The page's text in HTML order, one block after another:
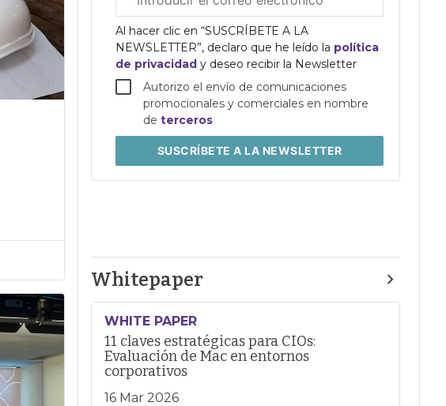
electrónico
corporativo
Al hacer clic en “SUSCRÍBETE A LA
NEWSLETTER”, declaro que he leído la política
de privacidady deseo recibir la Newsletter
Autorizo el envío de comunicaciones
promocionales y comerciales en nombre
deterceros
SUSCRÍBETEA LA NEWSLETTER
Whitepaper
WHITE PAPER
11 claves estratégicas para CIOs:
Evaluación de Mac en entornos
corporativos
16 Mar 2026